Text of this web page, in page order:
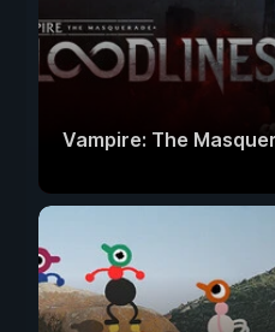
Vampire: The